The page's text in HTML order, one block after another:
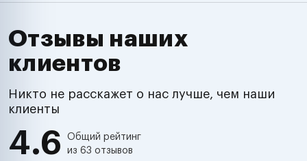
Отзывы наших
клиентов
Никто не расскажет о нас лучше, чем наши
клиенты
4.6
Общий рейтинг
из 63 отзывов